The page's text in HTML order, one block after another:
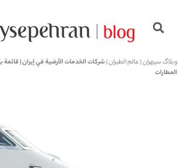
وبلاگ سپهران|عالم الطيران|شركات الخدمات الأرضية في إيران |
المطارات